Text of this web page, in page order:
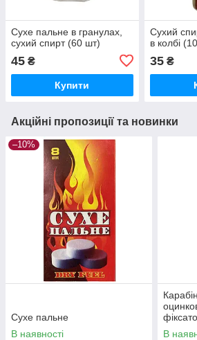
Сухе пальне в гранулах,
сухий спирт (60 шт)
45 ₴
Купити
Сухий
в колбі
35₴
Акційні пропозиції та новинки
–10%
Сухе пальне
В наявності
В